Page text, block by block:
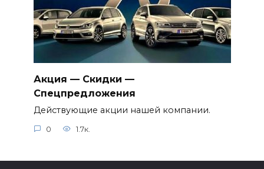
Акция — Скидки —
Спецпредложения
Действующие акции нашей компании.
0 1.7к.